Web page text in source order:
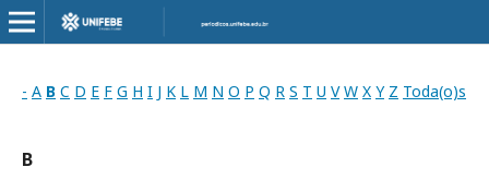
- A B C D E F G H I J K L M N O P Q R S T U V W X Y Z Toda(o)s
B